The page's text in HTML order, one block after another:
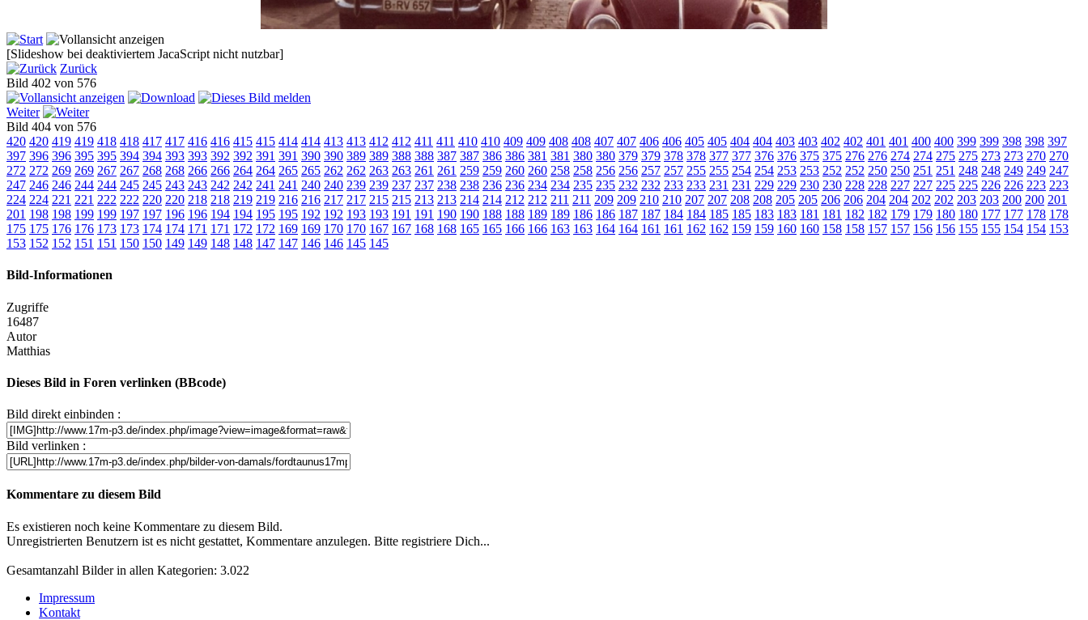
[Slideshow bei deaktiviertem JacaScript nicht nutzbar]
Zurück
Bild 402 von 576
Weiter
Bild 404 von 576
420 420 419 419 418 418 417 417 416 416 415 415 414 414 413 413 412 412 411 411 410 410 409 409 408 408 407 407 406 406 405 405 404 404 403 403 402 402 401 401 400 400 399 399 398 398 397
397 396 396 395 395 394 394 393 393 392 392 391 391 390 390 389 389 388 388 387 387 386 386 381 381 380 380 379 379 378 378 377 377 376 376 375 375 276 276 274 274 275 275 273 273 270 270
272 272 269 269 267 267 268 268 266 266 264 264 265 265 262 262 263 263 261 261 259 259 260 260 258 258 256 256 257 257 255 255 254 254 253 253 252 252 250 250 251 251 248 248 249 249 247
247 246 246 244 244 245 245 243 243 242 242 241 241 240 240 239 239 237 237 238 238 236 236 234 234 235 235 232 232 233 233 231 231 229 229 230 230 228 228 227 227 225 225 226 226 223 223
224 224 221 221 222 222 220 220 218 218 219 219 216 216 217 217 215 215 213 213 214 214 212 212 211 211 209 209 210 210 207 207 208 208 205 205 206 206 204 204 202 202 203 203 200 200 201
201 198 198 199 199 197 197 196 196 194 194 195 195 192 192 193 193 191 191 190 190 188 188 189 189 186 186 187 187 184 184 185 185 183 183 181 181 182 182 179 179 180 180 177 177 178 178
175 175 176 176 173 173 174 174 171 171 172 172 169 169 170 170 167 167 168 168 165 165 166 166 163 163 164 164 161 161 162 162 159 159 160 160 158 158 157 157 156 156 155 155 154 154 153
153 152 152 151 151 150 150 149 149 148 148 147 147 146 146 145 145
Bild-Informationen
Zugriffe
16487
Autor
Matthias
Dieses Bild in Foren verlinken (BBcode)
Bild direkt einbinden :
Bild verlinken :
Kommentare zu diesem Bild
Es existieren noch keine Kommentare zu diesem Bild.
Unregistrierten Benutzern ist es nicht gestattet, Kommentare anzulegen. Bitte registriere Dich...
Gesamtanzahl Bilder in allen Kategorien: 3.022
Impressum
Kontakt